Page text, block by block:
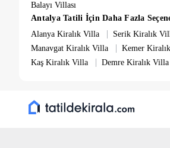
Balayı Villası
Antalya Tatili İçin Daha Fazla
Alanya Kiralık Villa
| Serik Kiralık
Manavgat Kiralık Villa | Kemer
Kaş Kiralık Villa | Demre Kiralık Villa